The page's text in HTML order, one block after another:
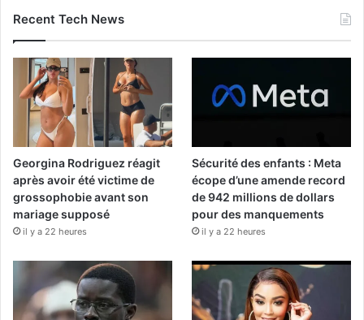
Recent Tech News
Georgina Rodriguez réagit
après avoir été victime de
grossophobie avant son
mariage supposé
il y a 22 heures
Sécurité des enfants : Meta
écope d’une amende record
de 942 millions de dollars
pour des manquements
il y a 22 heures